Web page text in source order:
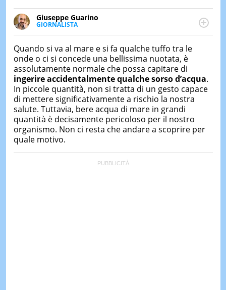
DI
IERI
Giuseppe Guarino
GIORNALISTA
Ph(D) in Diritto Comparato e processi di
integrazione e attivo nel campo della ricerca, in
particolare sulla Storia contemporanea di America
Latina e Spagna. Collabora con numerose testate ed
è presidente dell'Associazione Culturale "La
Biblioteca del Sannio".
Quando si va al mare e si fa qualche tuffo tra le
onde o ci si concede una bellissima nuotata, è
assolutamente normale che possa capitare di
ingerire accidentalmente qualche sorso d’acqua.
In piccole quantità, non si tratta di un gesto capace
di mettere significativamente a rischio la nostra
salute. Tuttavia, bere acqua di mare in grandi
quantità è decisamente pericoloso per il nostro
organismo. Non ci resta che andare a scoprire per
quale motivo.